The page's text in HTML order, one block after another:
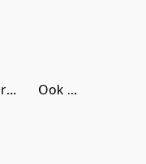
Voor meisjes met flair! Ook onze kleine man doet mee!